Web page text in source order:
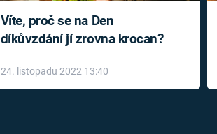
Víte, proč se na Den
díkůvzdání jí zrovna krocan?
24. listopadu 2022 13:40